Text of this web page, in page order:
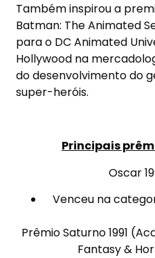
Também inspirou a
Batman: The Animated
para o DC Animated
Hollywood na
do desenvolvimento do
super-heróis.
Principais
Oscar
Venceu na
Prêmio Saturno 1991
Fantasy &